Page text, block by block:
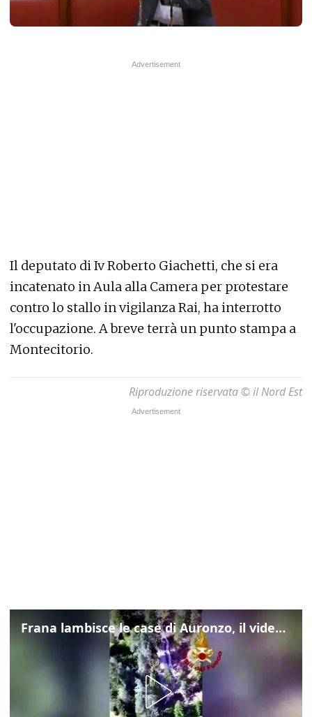
Il deputato di Iv Roberto Giachetti, che si era
incatenato in Aula alla Camera per protestare
contro lo stallo in vigilanza Rai, ha interrotto
l'occupazione. A breve terrà un punto stampa a
Montecitorio.
Riproduzione riservata © il Nord Est
Frana lambisce le case di Auronzo, il video dall'elicottero dei vigili del fuoco